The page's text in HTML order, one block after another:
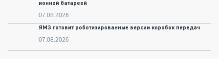
ионной батареей
07.08.2026
ЯМЗ готовит роботизированные версии коробок передач
07.08.2026